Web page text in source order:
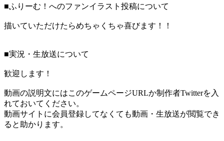
■ふりーむ！へのファンイラスト投稿について
描いていただけたらめちゃくちゃ喜びます！！
■実況・生放送について
歓迎します！
動画の説明文にはこのゲームページURLか制作者Twitterを入
れておいてください。
動画サイトに会員登録してなくても動画・生放送が閲覧でき
ると助かります。